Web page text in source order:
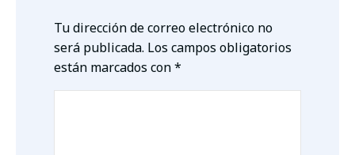
Tu dirección de correo electrónico no
será publicada. Los campos obligatorios
están marcados con*